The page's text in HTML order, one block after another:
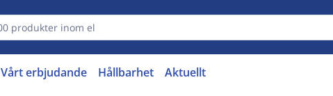
Vårt erbjudande Hållbarhet Aktuellt